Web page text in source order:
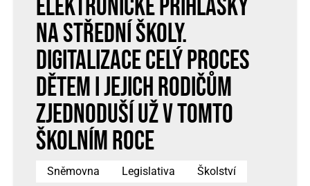
elektronické přihlášky
na střední školy.
Digitalizace celý proces
dětem i jejich rodičům
zjednoduší už v tomto
školním roce
Sněmovna Legislativa Školství